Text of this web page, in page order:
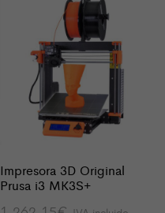
Impresora 3D Original
Prusa i3 MK3S+